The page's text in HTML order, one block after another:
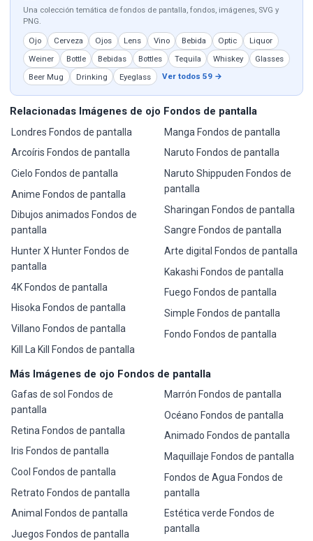
Una colección temática de fondos de pantalla, fondos, imágenes, SVG y
PNG.
Ojo Cerveza Ojos Lens Vino Bebida Optic
Liquor
Weiner
Bottle Bebidas Bottles Tequila Whiskey
Glasses
Beer Mug
Drinking Eyeglass Ver todos 59 →
Relacionadas Imágenes de ojo Fondos de pantalla
Londres Fondos de pantalla
Arcoíris Fondos de pantalla
Cielo Fondos de pantalla
Anime Fondos de pantalla
Dibujos animados Fondos de
pantalla
Hunter X Hunter Fondos de
pantalla
4K Fondos de pantalla
Hisoka Fondos de pantalla
Villano Fondos de pantalla
Kill La Kill Fondos de pantalla
Manga Fondos de pantalla
Naruto Fondos de pantalla
Naruto Shippuden Fondos de
pantalla
Sharingan Fondos de pantalla
Sangre Fondos de pantalla
Arte digital Fondos de pantalla
Kakashi Fondos de pantalla
Fuego Fondos de pantalla
Simple Fondos de pantalla
Fondo Fondos de pantalla
Más Imágenes de ojo Fondos de pantalla
Gafas de sol Fondos de
pantalla
Retina Fondos de pantalla
Iris Fondos de pantalla
Cool Fondos de pantalla
Retrato Fondos de pantalla
Animal Fondos de pantalla
Juegos Fondos de pantalla
Marrón Fondos de pantalla
Océano Fondos de pantalla
Animado Fondos de pantalla
Maquillaje Fondos de pantalla
Fondos de Agua Fondos de
pantalla
Estética verde Fondos de
pantalla